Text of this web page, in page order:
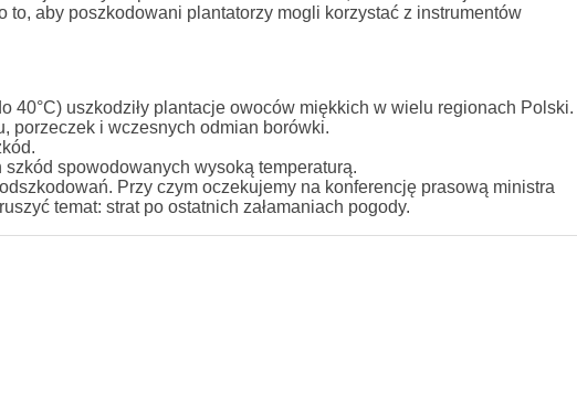
aby poszkodowani plantatorzy mogli korzystać z instrumentów
40°C) uszkodziły plantacje owoców miękkich w wielu regionach Polski.
porzeczek i wczesnych odmian borówki.
spowodowanych wysoką temperaturą.
Przy czym oczekujemy na konferencję prasową ministra
temat: strat po ostatnich załamaniach pogody.